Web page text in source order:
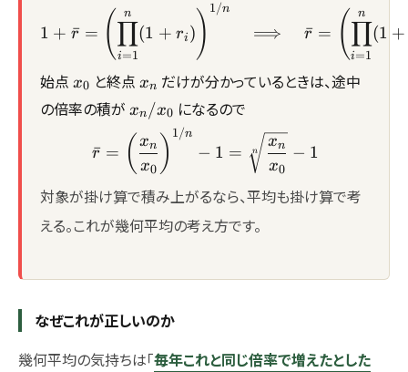
1 + \bar{r} =
1 + r
ˉ = ( i=1
∏
n
(1 + ri ) ) 1/n
⟹ r
ˉ = ( i=1
∏
n
(1 +
始点 x_0
x0 と終点 x_n
xn だけが分かっているときは、途中
の倍率の積が x_n
x_0
xn /x0 になるので
\bar{r} =
r
ˉ = ( x0
xn ) 1/n
− 1 = n
x0
xn − 1
対象が掛け算で積み上がるなら、平均も掛け算で考
える。これが幾何平均の考え方です。
なぜこれが正しいのか
幾何平均の気持ちは「毎年これと同じ倍率で増えたとした